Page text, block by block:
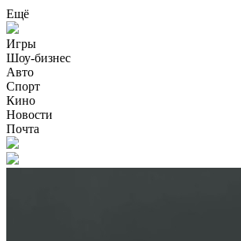
Ещё
Игры
Шоу-бизнес
Авто
Спорт
Кино
Новости
Почта